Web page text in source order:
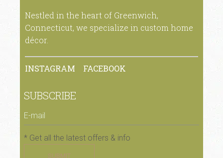
Nestled in the heart of Greenwich,
Connecticut, we specialize in custom home
décor.
INSTAGRAM FACEBOOK
SUBSCRIBE
* Get all the latest offers & info
SUBMIT